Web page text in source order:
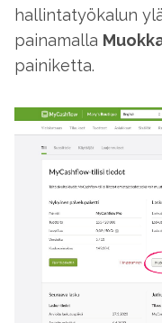
hallintatyökalun
painamalla
painiketta.